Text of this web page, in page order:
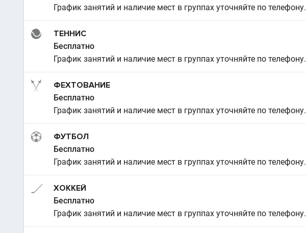
График занятий и наличие мест в группах уточняйте по телефону.
ТЕННИС
Бесплатно
График занятий и наличие мест в группах уточняйте по телефону.
ФЕХТОВАНИЕ
Бесплатно
График занятий и наличие мест в группах уточняйте по телефону.
ФУТБОЛ
Бесплатно
График занятий и наличие мест в группах уточняйте по телефону.
ХОККЕЙ
Бесплатно
График занятий и наличие мест в группах уточняйте по телефону.